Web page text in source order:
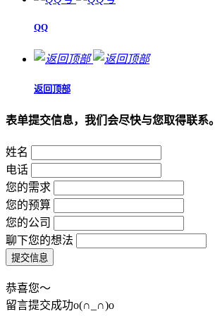
QQ
返回顶部
表单提交信息，我们会尽快与您取得联系。
姓名
电话
您的需求
您的预算
您的公司
聊下您的想法
恭喜您～
留言提交成功o(∩_∩)o